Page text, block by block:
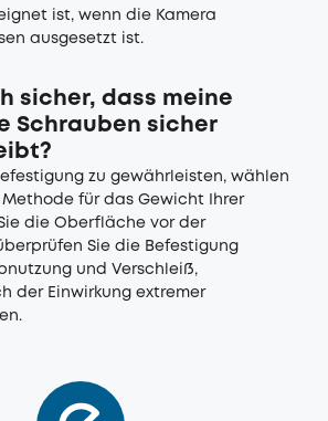
ist, wenn die Kamera
ausgesetzt ist.
sicher, dass meine
Schrauben sicher
zu gewährleisten, wählen
für das Gewicht Ihrer
die Oberfläche vor der
Sie die Befestigung
und Verschleiß,
der Einwirkung extremer